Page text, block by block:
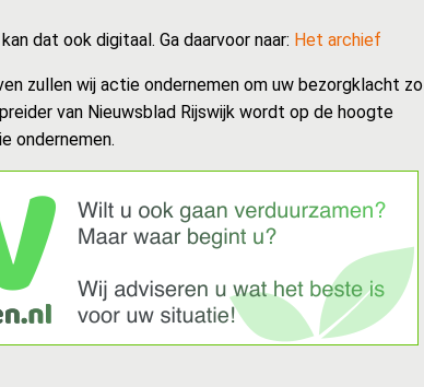
dat ook digitaal. Ga daarvoor naar: Het archief
zullen wij actie ondernemen om uw bezorgklacht zo
van Nieuwsblad Rijswijk wordt op de hoogte
ondernemen.